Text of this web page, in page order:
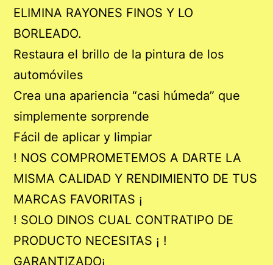
ELIMINA RAYONES FINOS Y LO
BORLEADO.
Restaura el brillo de la pintura de los
automóviles
Crea una apariencia “casi húmeda” que
simplemente sorprende
Fácil de aplicar y limpiar
! NOS COMPROMETEMOS A DARTE LA
MISMA CALIDAD Y RENDIMIENTO DE TUS
MARCAS FAVORITAS ¡
! SOLO DINOS CUAL CONTRATIPO DE
PRODUCTO NECESITAS ¡ !
GARANTIZADO¡